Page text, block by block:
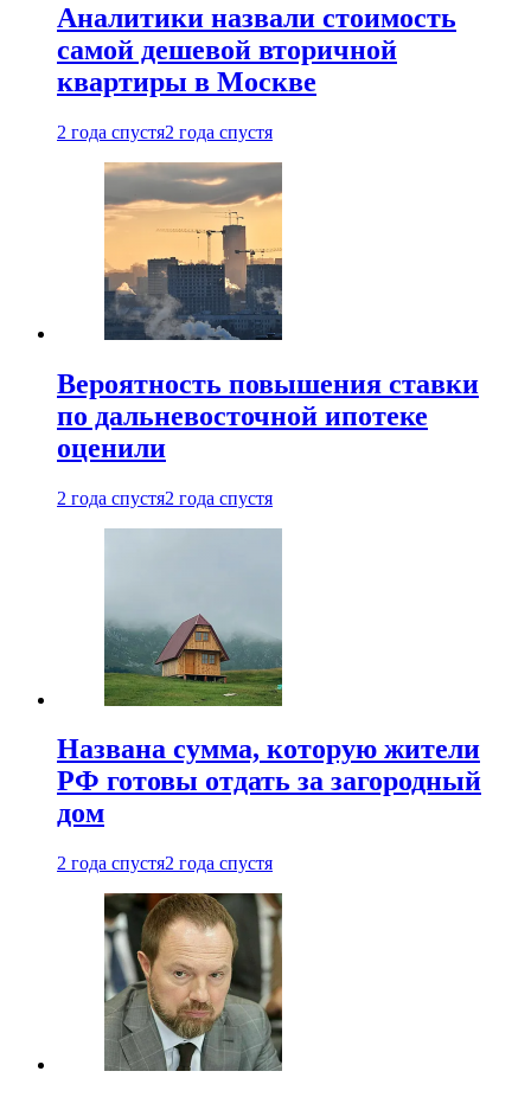
Аналитики назвали стоимость
самой дешевой вторичной
квартиры в Москве
2 года спустя2 года спустя
Вероятность повышения ставки
по дальневосточной ипотеке
оценили
2 года спустя2 года спустя
Названа сумма, которую жители
РФ готовы отдать за загородный
дом
2 года спустя2 года спустя